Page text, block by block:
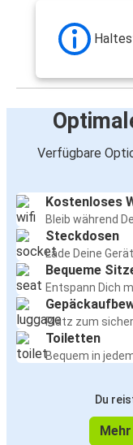
Verfügbare
Kostenloses
Bleib während
Steckdosen
Lade Deine
Bequeme
Entspann Dich
Platz zum
Toiletten
Bequem in
Du